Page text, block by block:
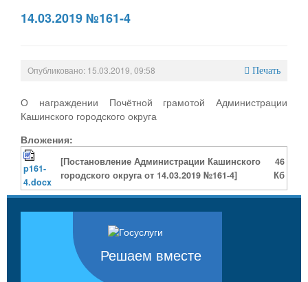
14.03.2019 №161-4
Опубликовано: 15.03.2019, 09:58 Печать
О награждении Почётной грамотой Администрации
Кашинского городского округа
Вложения:
p161-
4.docx
[Постановление Администрации Кашинского
городского округа от 14.03.2019 №161-4]
46
Кб
Решаем вместе